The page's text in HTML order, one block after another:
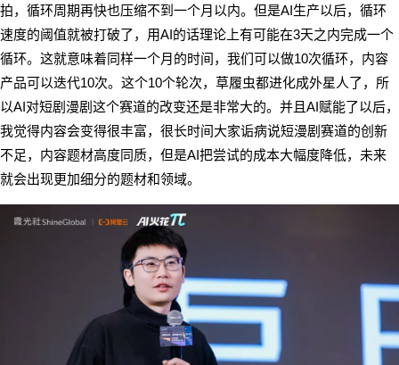
拍，循环周期再快也压缩不到一个月以内。但是AI生产以后，循环
速度的阈值就被打破了，用AI的话理论上有可能在3天之内完成一个
循环。这就意味着同样一个月的时间，我们可以做10次循环，内容
产品可以迭代10次。这个10个轮次，草履虫都进化成外星人了，所
以AI对短剧漫剧这个赛道的改变还是非常大的。并且 AI赋能了以后，
我觉得内容会变得很丰富，很长时间大家诟病说短漫剧赛道的创新
不足，内容题材高度同质，但是AI把尝试的成本大幅度降低，未来
就会出现更加细分的题材和领域。